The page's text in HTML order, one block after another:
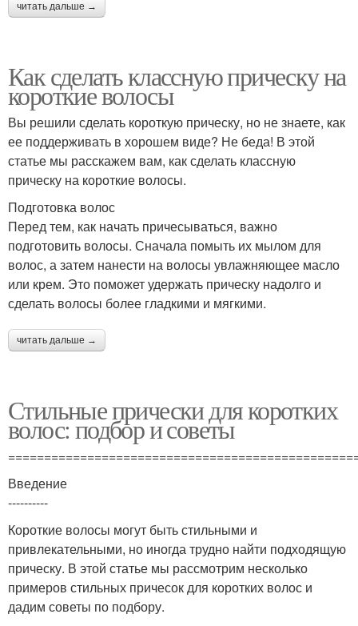
читать дальше →
Как сделать классную прическу на
короткие волосы
Вы решили сделать короткую прическу, но не знаете, как
ее поддерживать в хорошем виде? Не беда! В этой
статье мы расскажем вам, как сделать классную
прическу на короткие волосы.
Подготовка волос
Перед тем, как начать причесываться, важно
подготовить волосы. Сначала помыть их мылом для
волос, а затем нанести на волосы увлажняющее масло
или крем. Это поможет удержать прическу надолго и
сделать волосы более гладкими и мягкими.
читать дальше →
Стильные прически для коротких
волос: подбор и советы
Введение
----------
Короткие волосы могут быть стильными и
привлекательными, но иногда трудно найти подходящую
прическу. В этой статье мы рассмотрим несколько
примеров стильных причесок для коротких волос и
дадим советы по подбору.